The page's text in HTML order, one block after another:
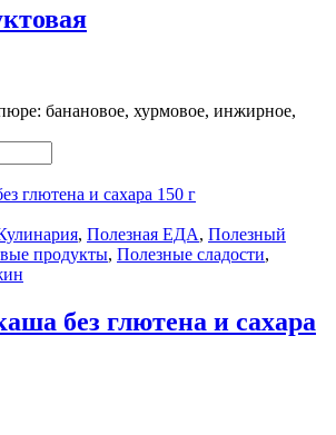
банановое, хурмовое, инжирное,
, Полезная ЕДА, Полезный
продукты, Полезные сладости,
без глютена и сахара